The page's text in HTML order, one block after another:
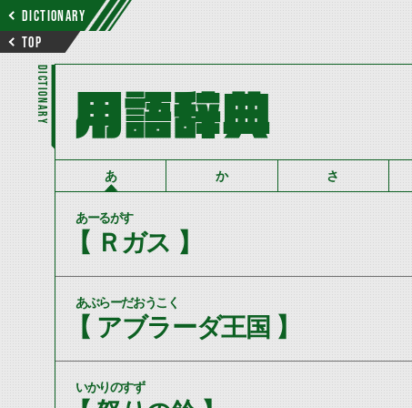
DICTIONARY
TOP
DICTIONARY 用語辞典
あ か さ
あーるがす
【 Ｒガス 】
あぶらーだおうこく
【 アブラーダ王国 】
いかりのすず